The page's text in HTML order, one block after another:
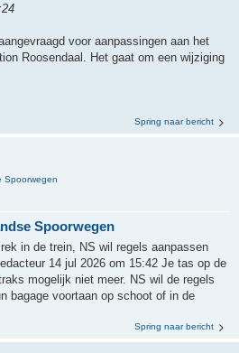
voor aanpassingen aan het
Roosendaal. Het gaat om een wijziging
Spring naar bericht
Spoorwegen
Spoorwegen
in de trein, NS wil regels aanpassen
14 jul 2026 om 15:42 Je tas op de
mogelijk niet meer. NS wil de regels
bagage voortaan op schoot of in de
Spring naar bericht